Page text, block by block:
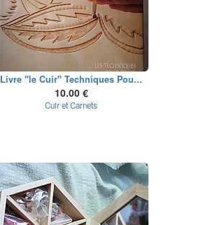
Livre "le Cuir" Techniques Pou...
10.00 €
Cuir et Carnets